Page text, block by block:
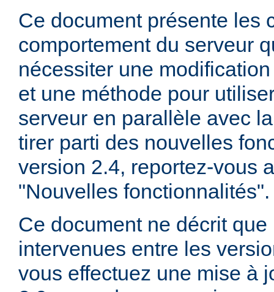
Ce document présente les
comportement du serveur
nécessiter une
et une méthode pour
serveur en parallèle avec
tirer parti des nouvelles
version 2.4, reportez-vous
"Nouvelles fonctionnalités".
Ce document ne décrit
intervenues entre les
vous effectuez une mise à